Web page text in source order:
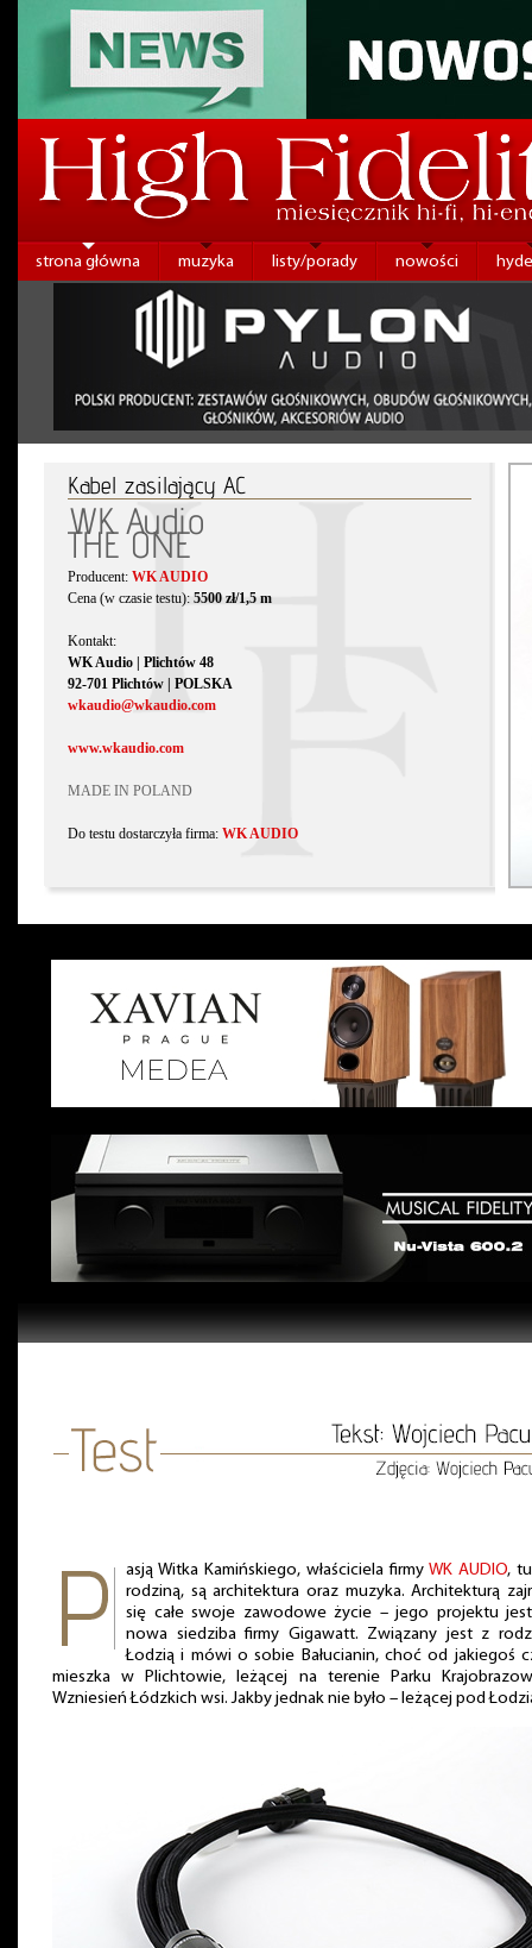
strona główna muzyka listy/porady nowości
Kabel zasilający AC
WK Audio
THE ONE
Producent: WK AUDIO
Cena (w czasie testu): 5500 zł/1,5 m
Kontakt:
WK Audio | Plichtów 48
92-701 Plichtów | POLSKA
wkaudio@wkaudio.com
www.wkaudio.com
MADE IN POLAND
Do testu dostarczyła firma: WK AUDIO
asją Witka Kamińskiego, właściciela firmy WK AUDIO,
rodziną, są architektura oraz muzyka. Architekturą
się całe swoje zawodowe życie – jego projektu
nowa siedziba firmy Gigawatt. Związany jest z
Łodzią i mówi o sobie Bałucianin, choć od jakiegoś
mieszka w Plichtowie, leżącej na terenie Parku
Wzniesień Łódzkich wsi. Jakby jednak nie było – leżącej pod